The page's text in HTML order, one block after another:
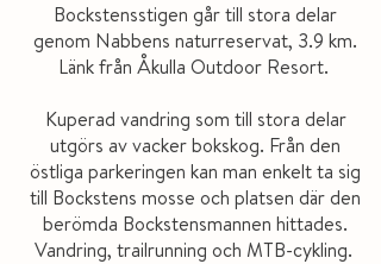
Bockstensstigen går till stora delar
genom Nabbens naturreservat, 3.9 km.
Länk från Åkulla Outdoor Resort.
Kuperad vandring som till stora delar
utgörs av vacker bokskog. Från den
östliga parkeringen kan man enkelt ta sig
till Bockstens mosse och platsen där den
berömda Bockstensmannen hittades.
Vandring, trailrunning och MTB-cykling.